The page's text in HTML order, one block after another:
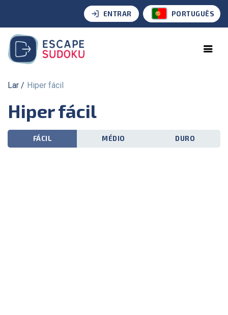
ENTRAR PORTUGUÊS
Lar Hiper fácil
Hiper fácil
FÁCIL MÉDIO DURO